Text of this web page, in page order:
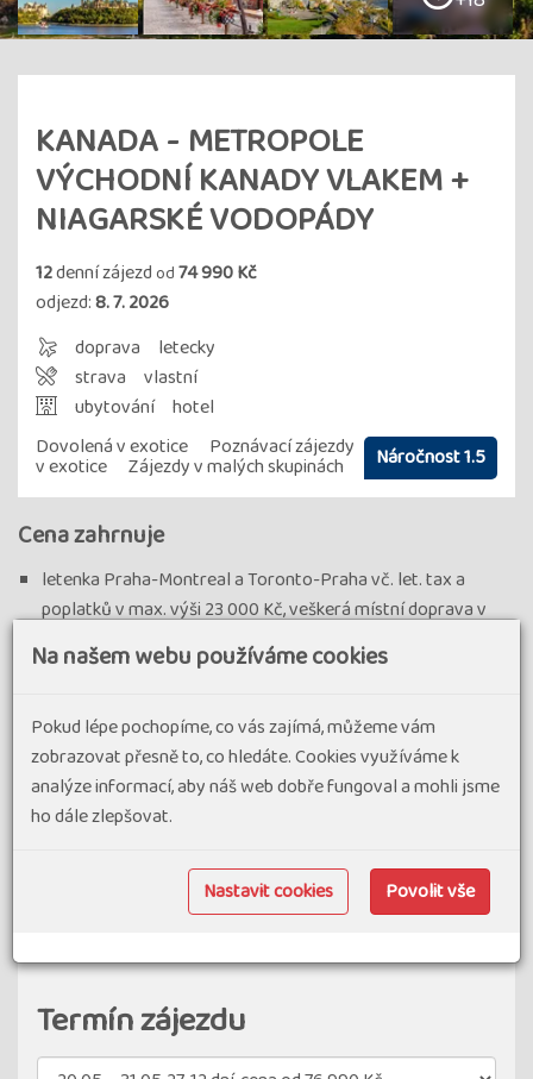
KANADA - METROPOLE
VÝCHODNÍ KANADY VLAKEM +
NIAGARSKÉ VODOPÁDY
12denní zájezd od74 990 Kč
odjezd:8. 7. 2026
doprava
letecky
strava
vlastní
ubytování hotel
Dovolená v exotice
Poznávací zájezdy
v exotice Zájezdy v malých skupinách Náročnost 1.5
Cena zahrnuje
letenka Praha-Montreal a Toronto-Praha vč. let. tax a
poplatků v max. výši 23 000 Kč, veškerá místní doprava v
rámci programu (autobus, metro, vlak), 10x ubytování v
hotelu ve 4lůžkových pokojích (možnost příplatku za
zájezdu, informační materiály
Cena nezahrnuje
ostatní strava, vstupné, pojištění a vše ostatní, co není
garance 2lůžkového pokoje 11 500 Kč/os., registrace ETA ke
vstupu na území Kanady 450 Kč
Termín zájezdu
Na našem webu používáme cookies
Pokud lépe pochopíme, co vás zajímá, můžeme vám
zobrazovat přesně to, co hledáte. Cookies využíváme k
analýze informací, aby náš web dobře fungoval a mohli jsme
ho dále zlepšovat.
Nastavit cookies Povolit vše